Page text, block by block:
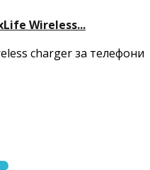
Wireless...
charger за телефони